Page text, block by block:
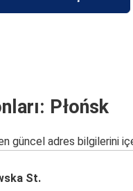
Płońsk
güncel adres bilgilerini
St.